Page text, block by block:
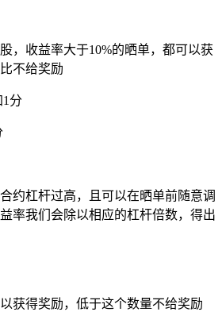
，收益率大于10%的晒单，都可以获
不给奖励
1分
约杠杆过高，且可以在晒单前随意调
率我们会除以相应的杠杆倍数，得出
获得奖励，低于这个数量不给奖励